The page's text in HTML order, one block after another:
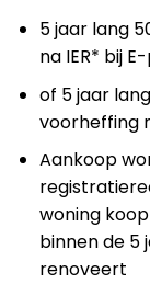
5 jaar lang
na IER* bij
of 5 jaar
voorheffing
Aankoop
woning
binnen de 5
renoveert